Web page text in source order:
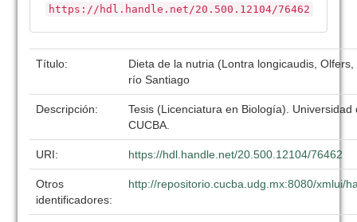
https://hdl.handle.net/20.500.12104/76462
Título:
Dieta de la nutria (Lontra longicaudis,
río Santiago
Descripción:
Tesis (Licenciatura en Biología). Universidad
CUCBA.
URI: https://hdl.handle.net/20.500.12104/76462
Otros
identificadores:
http://repositorio.cucba.udg.mx:8080/xmlui/